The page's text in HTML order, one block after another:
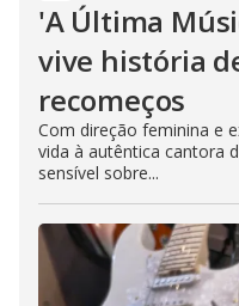
'A Última
vive história
recomeços
Com direção feminina e
vida à autêntica cantora
sensível sobre...